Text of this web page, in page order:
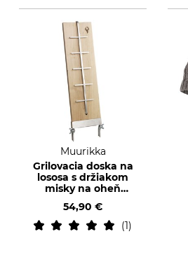
Muurikka
Grilovacia doska na
lososa s držiakom
misky na oheň
54,90 €
1